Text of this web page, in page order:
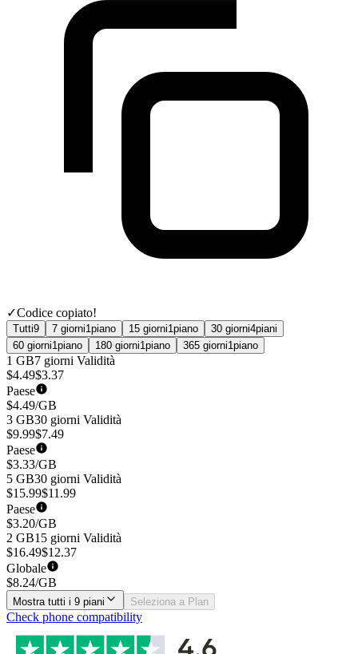
✓Codice copiato!
Tutti9 7 giorni1piano 15 giorni1piano 30 giorni4piani
60 giorni1piano 180 giorni1piano 365 giorni1piano
1 GB7 giorni Validità
$4.49$3.37
Paese
$4.49/GB
3 GB30 giorni Validità
$9.99$7.49
Paese
$3.33/GB
5 GB30 giorni Validità
$15.99$11.99
Paese
$3.20/GB
2 GB15 giorni Validità
$16.49$12.37
Globale
$8.24/GB
Mostra tutti i 9 piani Seleziona a Plan
Check phone compatibility